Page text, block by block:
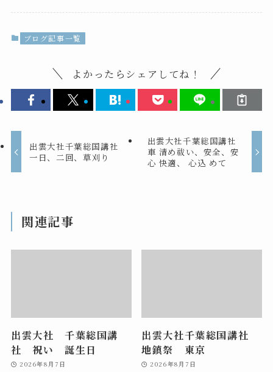
ブログ記事一覧
よかったらシェアしてね！
出雲大社千葉総国講社
一日、二回、草刈り
出雲大社千葉総国講社
車 清め祓い、安全、安
心 快適、 心込 めて
関連記事
出雲大社 千葉総国講
社 祝い 誕生日
2026年8月7日
出雲大社千葉総国講社
地鎮祭 東京
2026年8月7日